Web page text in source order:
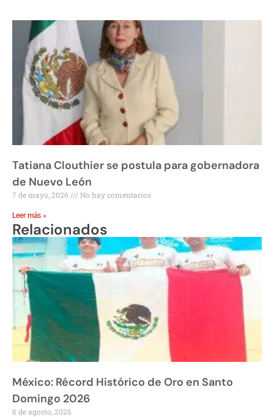
Tatiana Clouthier se postula para gobernadora
de Nuevo León
7 de mayo, 2026 No hay comentarios
Leer más »
Relacionados
México: Récord Histórico de Oro en Santo
Domingo 2026
6 de agosto, 2026